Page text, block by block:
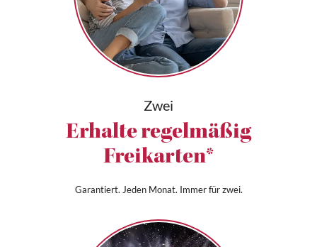
Zwei
Erhalte regelmäßig
Freikarten*
Garantiert. Jeden Monat. Immer für zwei.